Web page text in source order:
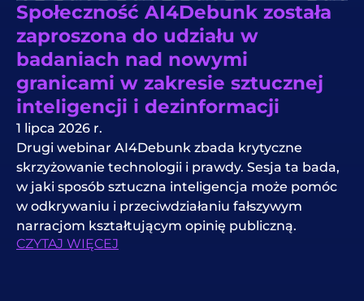
Społeczność AI4Debunk została
zaproszona do udziału w
badaniach nad nowymi
granicami w zakresie sztucznej
inteligencji i dezinformacji
1 lipca 2026 r.
Drugi webinar AI4Debunk zbada krytyczne
skrzyżowanie technologii i prawdy. Sesja ta bada,
w jaki sposób sztuczna inteligencja może pomóc
w odkrywaniu i przeciwdziałaniu fałszywym
narracjom kształtującym opinię publiczną.
CZYTAJ WIĘCEJ